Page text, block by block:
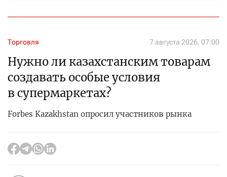
Торговля 7 августа 2026, 07:00
Нужно ли казахстанским товарам
создавать особые условия
в супермаркетах?
Forbes Kazakhstan опросил участников рынка